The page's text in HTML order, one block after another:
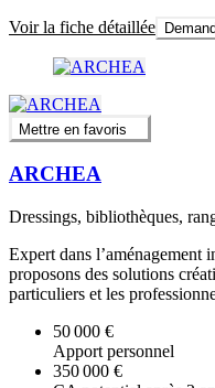
Voir la fiche détaillée
Mettre en favoris
ARCHEA
Dressings, bibliothèques,
Expert dans l’aménagement
proposons des solutions
particuliers et les
50 000 €
Apport personnel
350 000 €